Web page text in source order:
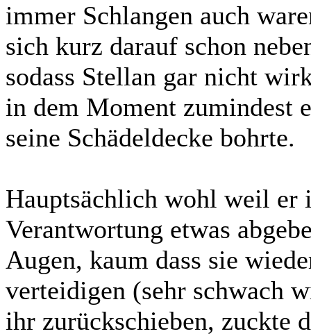
immer Schlangen auch
sich kurz darauf schon
sodass Stellan gar nicht
in dem Moment zumindest
seine Schädeldecke bohrte.
Hauptsächlich wohl weil er
Verantwortung etwas
Augen, kaum dass sie
verteidigen (sehr schwach
ihr zurückschieben, zuckte